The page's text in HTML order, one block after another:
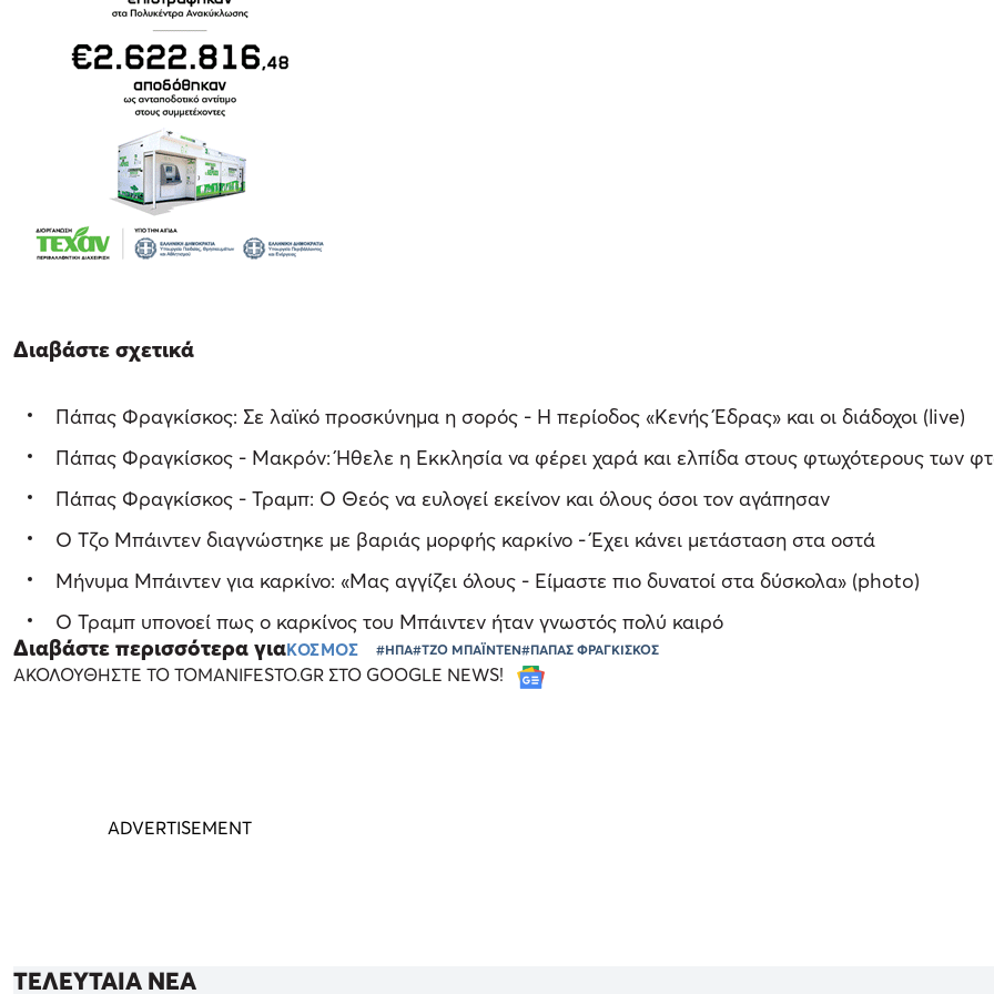
Διαβάστε σχετικά
Πάπας Φραγκίσκος: Σε λαϊκό προσκύνημα η σορός - Η περίοδος «Κενής Έδρας» και οι διάδοχοι (live)
Πάπας Φραγκίσκος - Μακρόν: Ήθελε η Εκκλησία να φέρει χαρά και ελπίδα στους φτωχότερους των
Πάπας Φραγκίσκος - Τραμπ: Ο Θεός να ευλογεί εκείνον και όλους όσοι τον αγάπησαν
Ο Τζο Μπάιντεν διαγνώστηκε με βαριάς μορφής καρκίνο - Έχει κάνει μετάσταση στα οστά
Μήνυμα Μπάιντεν για καρκίνο: «Μας αγγίζει όλους - Είμαστε πιο δυνατοί στα δύσκολα» (photo)
Ο Τραμπ υπονοεί πως ο καρκίνος του Μπάιντεν ήταν γνωστός πολύ καιρό
Διαβάστε περισσότερα γιαΚΟΣΜΟΣ #ΗΠΑ#ΤΖΟ ΜΠΑΪΝΤΕΝ#ΠΑΠΑΣ ΦΡΑΓΚΙΣΚΟΣ
ΑΚΟΛΟΥΘΗΣΤΕ ΤΟ TOMANIFESTO.GR ΣΤΟ GOOGLE NEWS!
ΤΕΛΕΥΤΑΙΑ ΝΕΑ